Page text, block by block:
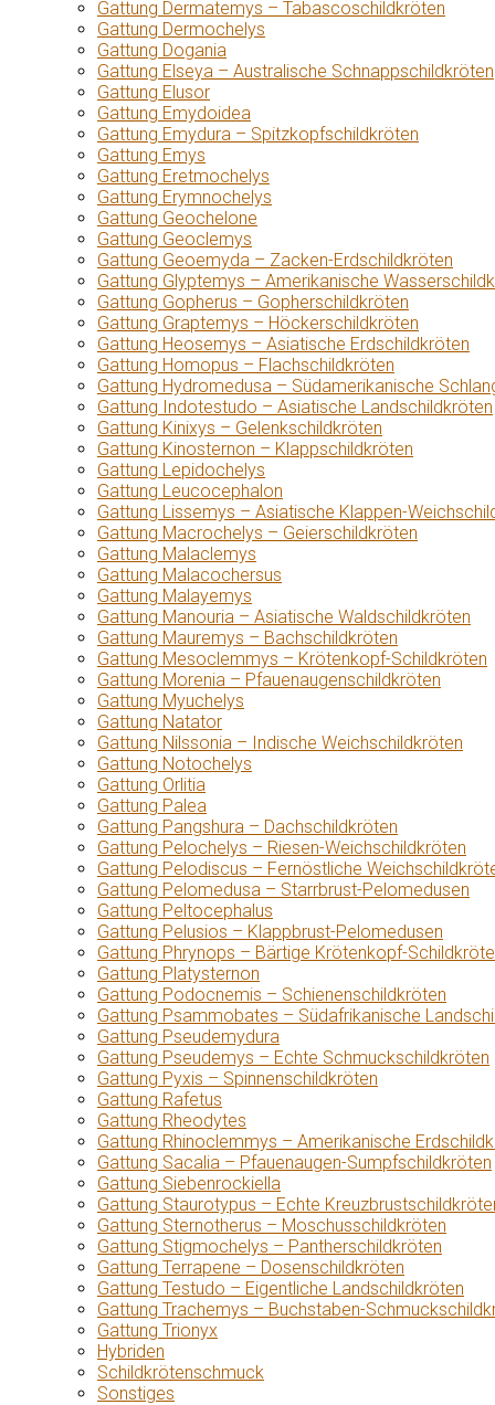
Gattung Dermatemys – Tabascoschildkröten
Gattung Dermochelys
Gattung Dogania
Gattung Elseya – Australische Schnappschildkröten
Gattung Elusor
Gattung Emydoidea
Gattung Emydura – Spitzkopfschildkröten
Gattung Emys
Gattung Eretmochelys
Gattung Erymnochelys
Gattung Geochelone
Gattung Geoclemys
Gattung Geoemyda – Zacken-Erdschildkröten
Gattung Glyptemys – Amerikanische
Gattung Gopherus – Gopherschildkröten
Gattung Graptemys – Höckerschildkröten
Gattung Heosemys – Asiatische Erdschildkröten
Gattung Homopus – Flachschildkröten
Gattung Hydromedusa – Südamerikanische
Gattung Indotestudo – Asiatische Landschildkröten
Gattung Kinixys – Gelenkschildkröten
Gattung Kinosternon – Klappschildkröten
Gattung Lepidochelys
Gattung Leucocephalon
Gattung Lissemys – Asiatische Klappen-
Gattung Macrochelys – Geierschildkröten
Gattung Malaclemys
Gattung Malacochersus
Gattung Malayemys
Gattung Manouria – Asiatische Waldschildkröten
Gattung Mauremys – Bachschildkröten
Gattung Mesoclemmys – Krötenkopf-Schildkröten
Gattung Morenia – Pfauenaugenschildkröten
Gattung Myuchelys
Gattung Natator
Gattung Nilssonia – Indische Weichschildkröten
Gattung Notochelys
Gattung Orlitia
Gattung Palea
Gattung Pangshura – Dachschildkröten
Gattung Pelochelys – Riesen-Weichschildkröten
Gattung Pelodiscus – Fernöstliche
Gattung Pelomedusa – Starrbrust-Pelomedusen
Gattung Peltocephalus
Gattung Pelusios – Klappbrust-Pelomedusen
Gattung Phrynops – Bärtige Krötenkopf-
Gattung Platysternon
Gattung Podocnemis – Schienenschildkröten
Gattung Psammobates – Südafrikanische
Gattung Pseudemydura
Gattung Pseudemys – Echte Schmuckschildkröten
Gattung Pyxis – Spinnenschildkröten
Gattung Rafetus
Gattung Rheodytes
Gattung Rhinoclemmys – Amerikanische
Gattung Sacalia – Pfauenaugen-Sumpfschildkröten
Gattung Siebenrockiella
Gattung Staurotypus – Echte
Gattung Sternotherus – Moschusschildkröten
Gattung Stigmochelys – Pantherschildkröten
Gattung Terrapene – Dosenschildkröten
Gattung Testudo – Eigentliche Landschildkröten
Gattung Trachemys – Buchstaben-
Gattung Trionyx
Hybriden
Schildkrötenschmuck
Sonstiges